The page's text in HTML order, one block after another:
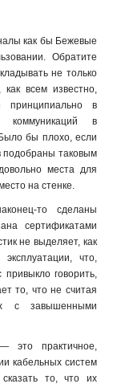
как бы Бежевые
Обратите
не только
всем известно,
принципиально в
коммуникаций в
бы плохо, если
подобраны таковым
места для
на стенке.
то сделаны
сертификатами
не выделяет, как
что,
говорить,
то, что не считая
с завышенными
это практичное,
кабельных систем
то, что их